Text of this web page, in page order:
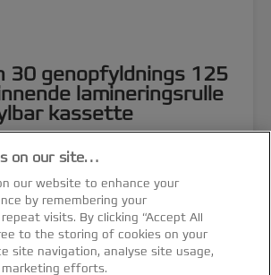
30 genopfyldnings 125
lamineringsrulle
kassette
SE PRODUKT
KAN DET KØBES
on our site…
our website to enhance your
by remembering your
visits. By clicking “Accept All
to the storing of cookies on your
site navigation, analyse site usage,
efforts.